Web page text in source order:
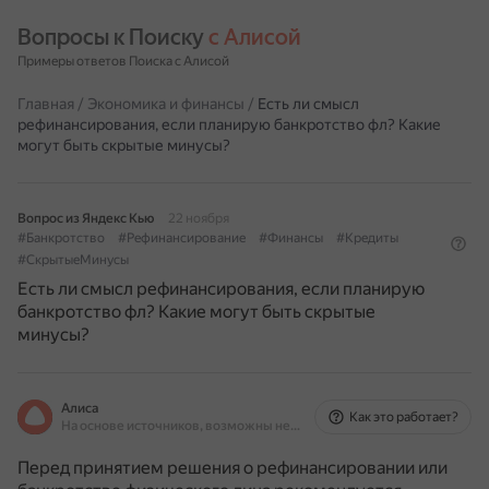
Вопросы к Поиску с Алисой
Примеры ответов Поиска с Алисой
Главная / Экономика и финансы / Есть ли смысл
рефинансирования, если планирую банкротство фл? Какие
могут быть скрытые минусы?
Вопрос из Яндекс Кью
22 ноября
#Банкротство
#Рефинансирование #Финансы
#Кредиты
#СкрытыеМинусы
Есть ли смысл рефинансирования, если планирую
банкротство фл? Какие могут быть скрытые
минусы?
Алиса
На основе источников, возможны неточности
Как это работает?
Перед принятием решения о рефинансировании или